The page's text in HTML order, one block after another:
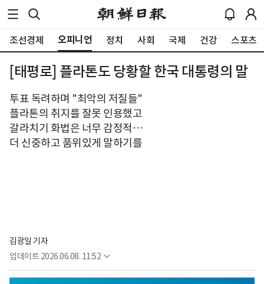
조선경제 오피니언 정치 사회 국제 건강 스포츠
[태평로] 플라톤도 당황할 한국 대통령의 말
투표 독려하며 "최악의 저질들"
플라톤의 취지를 잘못 인용했고
갈라치기 화법은 너무 감정적…
더 신중하고 품위있게 말하기를
김광일 기자
업데이트 2026.06.08. 11:52